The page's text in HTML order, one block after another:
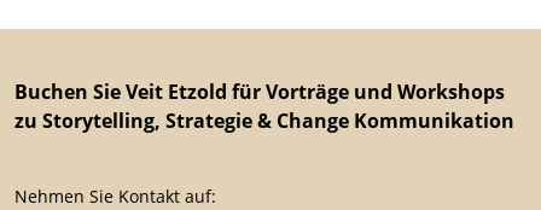
Buchen Sie Veit Etzold für Vorträge und Workshops
zu Storytelling, Strategie & Change Kommunikation
Nehmen Sie Kontakt auf: